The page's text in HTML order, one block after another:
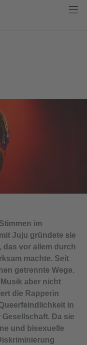
im
Juju gründete sie
das vor allem durch
machte. Seit
getrennte Wege.
aber nicht
die Rapperin
in
Da sie
und bisexuelle